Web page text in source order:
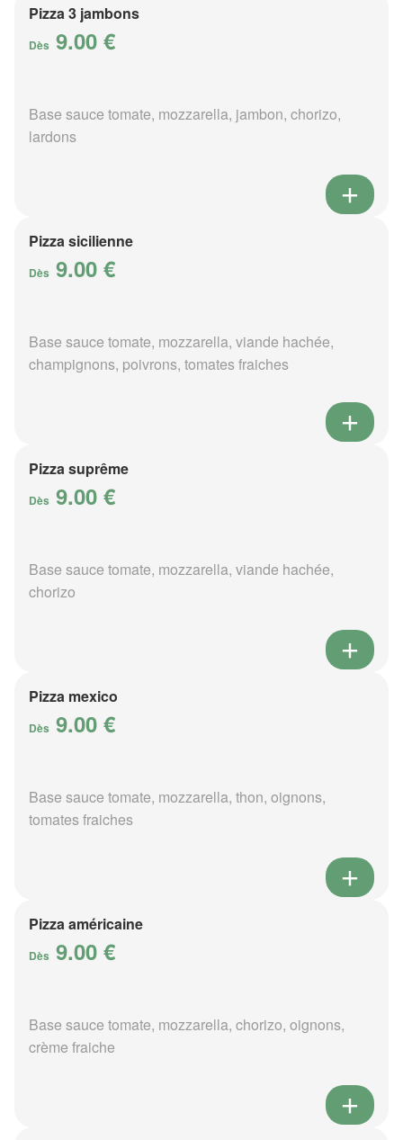
Pizza 3 jambons
Dès 9.00 €
Base sauce tomate, mozzarella, jambon, chorizo,
lardons
Pizza sicilienne
Dès 9.00 €
Base sauce tomate, mozzarella, viande hachée,
champignons, poivrons, tomates fraiches
Pizza suprême
Dès 9.00 €
Base sauce tomate, mozzarella, viande hachée,
chorizo
Pizza mexico
Dès 9.00 €
Base sauce tomate, mozzarella, thon, oignons,
tomates fraiches
Pizza américaine
Dès 9.00 €
Base sauce tomate, mozzarella, chorizo, oignons,
crème fraiche